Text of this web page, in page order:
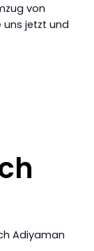
von
jetzt und
Adiyaman